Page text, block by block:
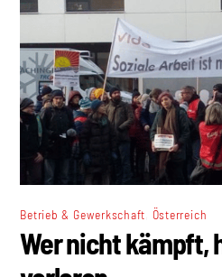
Betrieb & Gewerkschaft Österreich
Wer nicht kämpft,